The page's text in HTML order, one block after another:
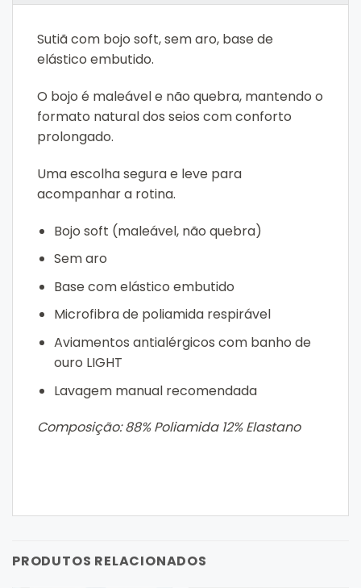
Sutiã com bojo soft, sem aro, base de
elástico embutido.
O bojo é maleável e não quebra, mantendo o
formato natural dos seios com conforto
prolongado.
Uma escolha segura e leve para
acompanhar a rotina.
Bojo soft (maleável, não quebra)
Sem aro
Base com elástico embutido
Microfibra de poliamida respirável
Aviamentos antialérgicos com banho de
ouro LIGHT
Lavagem manual recomendada
Composição: 88% Poliamida 12% Elastano
PRODUTOS RELACIONADOS